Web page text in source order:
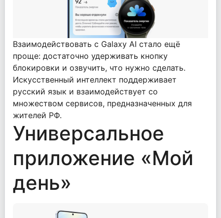
Взаимодействовать с Galaxy AI стало ещё
проще: достаточно удерживать кнопку
блокировки и озвучить, что нужно сделать.
Искусственный интеллект поддерживает
русский язык и взаимодействует со
множеством сервисов, предназначенных для
жителей РФ.
Универсальное
приложение «Мой
день»